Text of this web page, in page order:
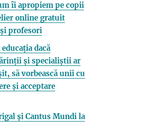
îi apropiem pe copii
online gratuit
profesori
dacă
și specialiștii ar
să vorbească unii cu
și acceptare
și Cantus Mundi la